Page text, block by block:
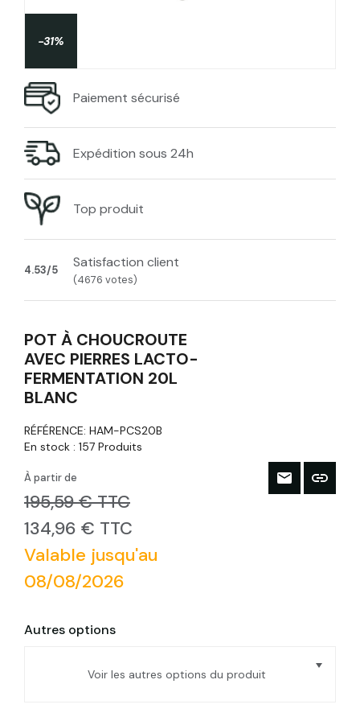
-31%
Paiement sécurisé
Expédition sous 24h
Top produit
4.53/5 Satisfaction client
(4676 votes)
POT À CHOUCROUTE
AVEC PIERRES LACTO-
FERMENTATION 20L
BLANC
RÉFÉRENCE: HAM-PCS20B
En stock : 157 Produits
À partir de
195,59 € TTC
134,96 € TTC
Valable jusqu'au
08/08/2026
Autres options
Voir les autres options du produit